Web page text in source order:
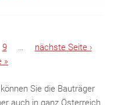
9 …
nächste Seite ›
»
Sie die Bauträger
auch in ganz Österreich